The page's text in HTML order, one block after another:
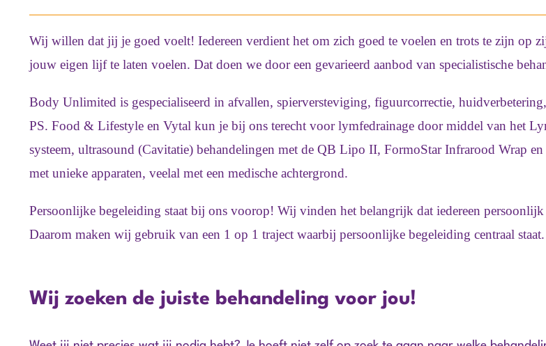
Wij willen dat jij je goed voelt! Iedereen verdient het om zich goed te voelen en trots te zijn op
jouw eigen lijf te laten voelen. Dat doen we door een gevarieerd aanbod van specialistische
Body Unlimited is gespecialiseerd in afvallen, spierversteviging, figuurcorrectie,
PS. Food & Lifestyle en Vytal kun je bij ons terecht voor lymfedrainage door middel van het
systeem, ultrasound (Cavitatie) behandelingen met de QB Lipo II, FormoStar Infrarood Wrap
met unieke apparaten, veelal met een medische achtergrond.
Persoonlijke begeleiding staat bij ons voorop! Wij vinden het belangrijk dat iedereen
Daarom maken wij gebruik van een 1 op 1 traject waarbij persoonlijke begeleiding centraal staat.
Wij zoeken de juiste behandeling voor jou!